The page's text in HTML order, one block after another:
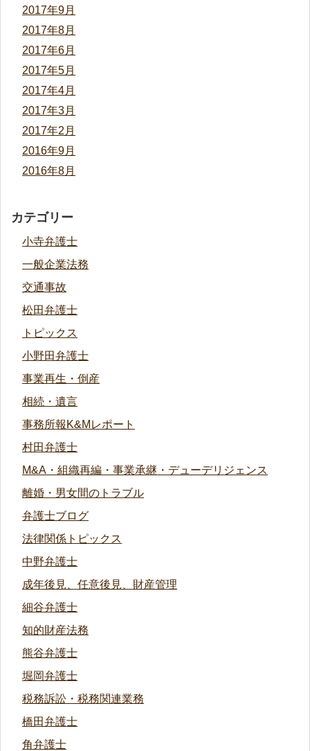
2017年9月
2017年8月
2017年6月
2017年5月
2017年4月
2017年3月
2017年2月
2016年9月
2016年8月
カテゴリー
小寺弁護士
一般企業法務
交通事故
松田弁護士
トピックス
小野田弁護士
事業再生・倒産
相続・遺言
事務所報K&Mレポート
村田弁護士
M&A・組織再編・事業承継・デューデリジェンス
離婚・男女間のトラブル
弁護士ブログ
法律関係トピックス
中野弁護士
成年後見、任意後見、財産管理
細谷弁護士
知的財産法務
熊谷弁護士
堀岡弁護士
税務訴訟・税務関連業務
橋田弁護士
角弁護士